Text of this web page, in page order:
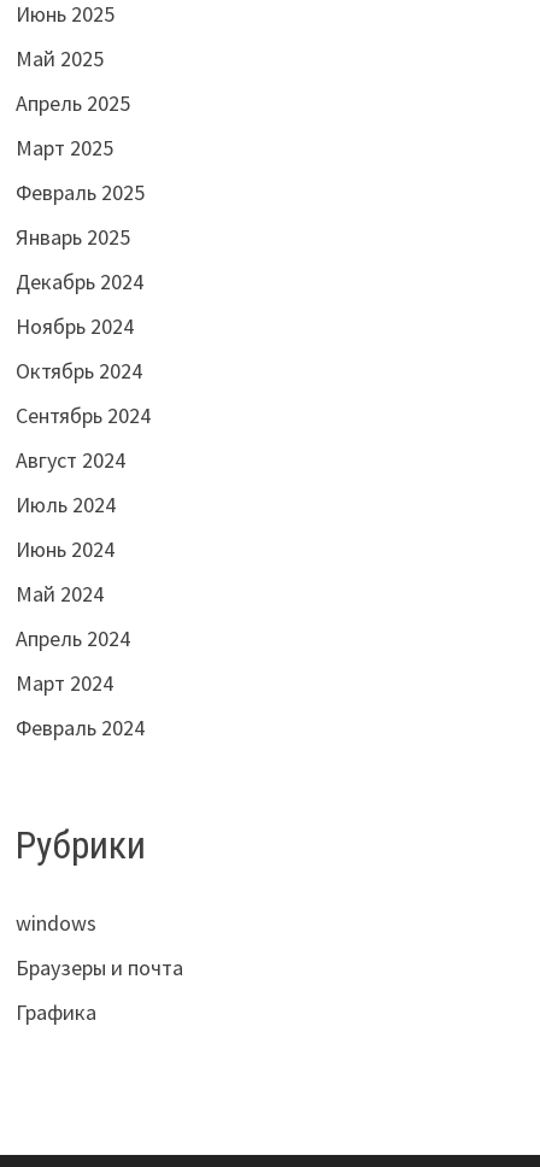
Июнь 2025
Май 2025
Апрель 2025
Март 2025
Февраль 2025
Январь 2025
Декабрь 2024
Ноябрь 2024
Октябрь 2024
Сентябрь 2024
Август 2024
Июль 2024
Июнь 2024
Май 2024
Апрель 2024
Март 2024
Февраль 2024
Рубрики
windows
Браузеры и почта
Графика